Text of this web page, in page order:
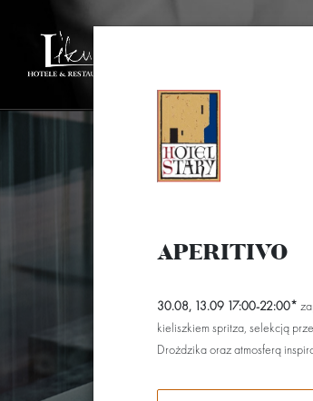
APERITIVO
30.08, 13.09 17:00-22:00*
kieliszkiem spritza, selekcją
Drożdzika oraz atmosferą